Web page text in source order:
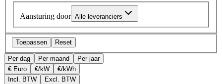
Aansturing door Alle leveranciers
Toepassen Reset
Per dag Per maand
Per jaar
€ Euro
€/kW
€/kWh
Incl. BTW
Excl. BTW